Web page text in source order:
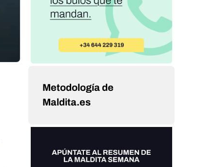
Metodología de
Maldita.es